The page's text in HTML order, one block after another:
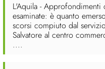
L'Aquila -
esaminate: è quanto
scorsi compiuto dal
Salvatore al centro
....